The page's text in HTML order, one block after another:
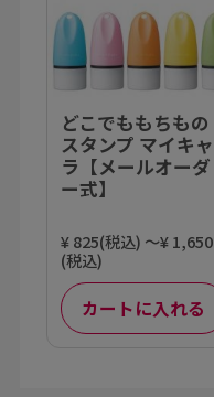
どこでももちもの
スタンプ マイキャ
ラ【メールオーダ
ー式】
¥ 825(税込) ～¥ 1,650
(税込)
カートに入れる